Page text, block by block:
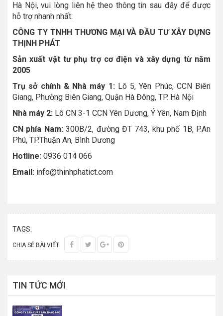
Hà Nội, vui lòng liên hệ theo thông tin sau đây để được
hỗ trợ nhanh nhất:
CÔNG TY TNHH THƯƠNG MẠI VÀ ĐẦU TƯ XÂY DỰNG
THỊNH PHÁT
Sản xuất vật tư phụ trợ cơ điện và xây dựng từ năm
2005
Trụ sở chính & Nhà máy 1: Lô 5, Yên Phúc, CCN Biên
Giang, Phường Biên Giang, Quận Hà Đông, TP. Hà Nội
Nhà máy 2: Lô CN 3-1 CCN Yên Dương, Ý Yên, Nam Định
CN phía Nam:300B/2, đường ĐT 743, khu phố 1B, P.An
Phú, TP.Thuận An, Bình Dương
Hotline: 0936 014 066
Email: info@thinhphatict.com
TAGS:
CHIA SẺ BÀI VIẾT
TIN TỨC MỚI